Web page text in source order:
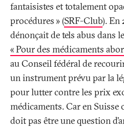
fantaisistes et totalement
procédures» (SRF-Club). En
dénonçait de tels abus dans
«Pour des médicaments
au Conseil fédéral de
un instrument prévu par la
pour lutter contre les prix
médicaments. Car en Suisse
doit pas être une question